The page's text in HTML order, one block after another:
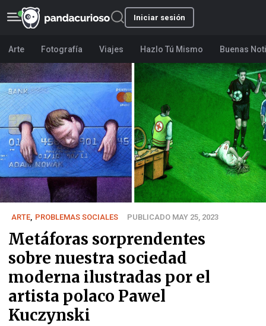
Iniciar sesión
Arte Fotografía Viajes Hazlo Tú Mismo Buenas
ARTE, PROBLEMAS SOCIALES PUBLICADO MAY 25, 2023
Metáforas sorprendentes
sobre nuestra sociedad
moderna ilustradas por el
artista polaco Pawel
Kuczynski